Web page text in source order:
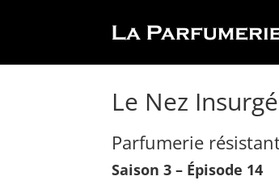
Le Nez Insurgé
Parfumerie
Saison 3 – Épisode 14